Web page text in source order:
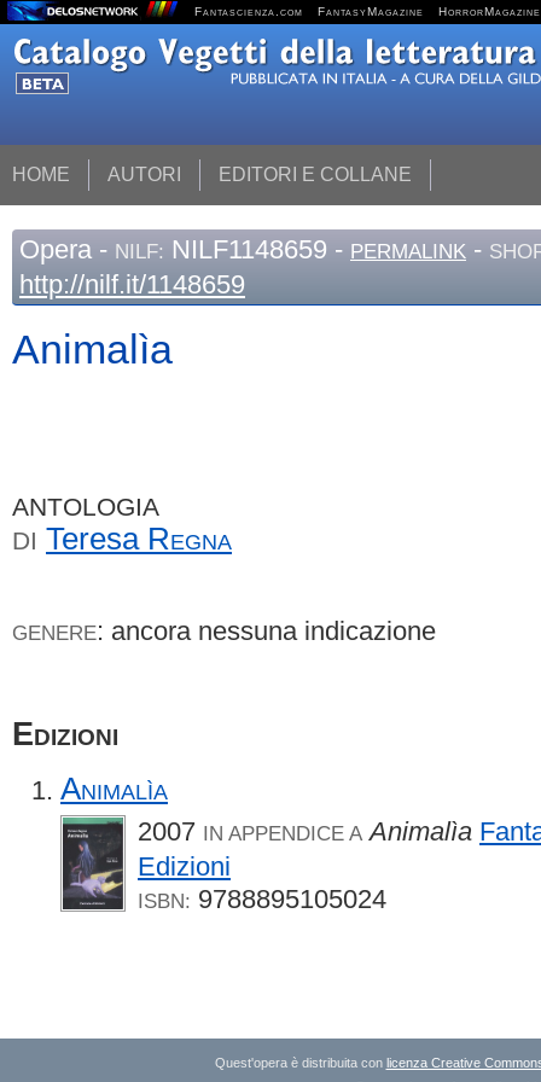
Fantascienza.com FantasyMagazine HorrorMagazine
HOME AUTORI EDITORI E COLLANE
Opera - NILF: NILF1148659 - PERMALINK -
http://nilf.it/1148659
Animalìa
ANTOLOGIA
DI Teresa Regna
GENERE: ancora nessuna indicazione
Edizioni
Animalìa
2007 IN APPENDICE A Animalìa
Edizioni
ISBN: 9788895105024
Quest'opera è distribuita con licenza Creative